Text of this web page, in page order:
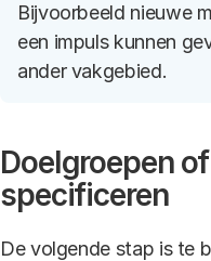
Bijvoorbeeld nieuwe
een impuls kunnen
ander vakgebied.
Doelgroepen
specificeren
De volgende stap is te